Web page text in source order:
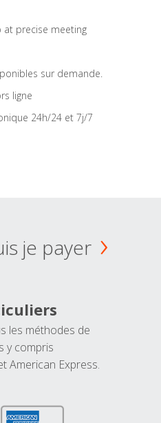
at precise meeting
sur demande.
ligne
24h/24 et 7j/7
je payer
les méthodes de
y compris
American Express.